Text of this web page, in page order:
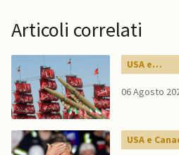
Articoli correlati
USA e
Canada
06 Agosto
USA e